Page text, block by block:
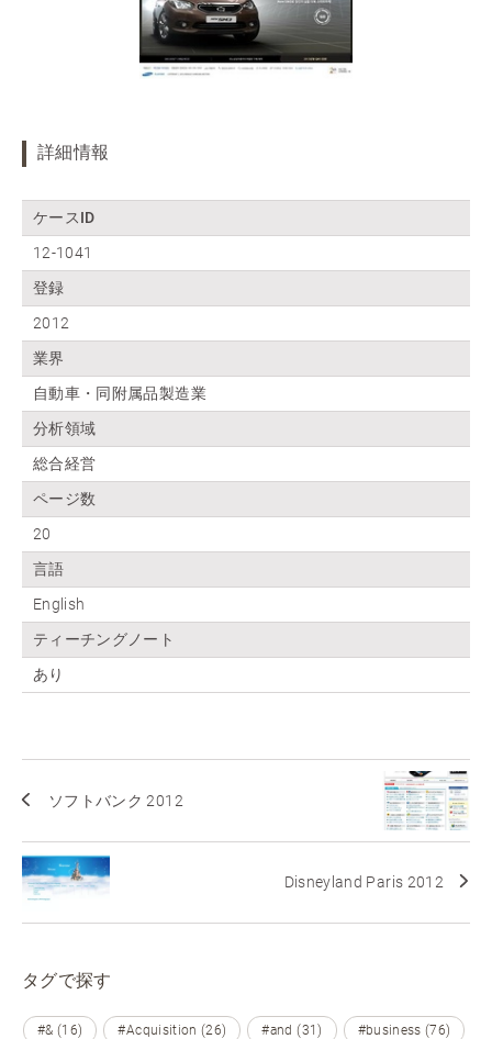
詳細情報
ケースID
12-1041
登録
2012
業界
自動車・同附属品製造業
分析領域
総合経営
ページ数
20
言語
English
ティーチングノート
あり
ソフトバンク 2012
Disneyland Paris 2012
タグで探す
#& (16) #Acquisition (26) #and (31) #business (76)